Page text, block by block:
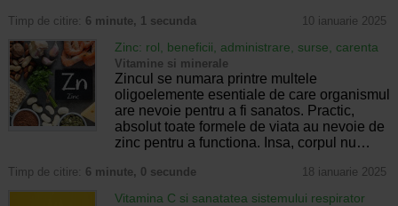
Timp de citire: 6 minute, 1 secunda 10 ianuarie 2025
Zinc: rol, beneficii, administrare, surse, carenta
Vitamine si minerale
Zincul se numara printre multele
oligoelemente esentiale de care organismul
are nevoie pentru a fi sanatos. Practic,
absolut toate formele de viata au nevoie de
zinc pentru a functiona. Insa, corpul nu…
Timp de citire: 6 minute, 0 secunde 18 ianuarie 2025
Vitamina C si sanatatea sistemului respirator